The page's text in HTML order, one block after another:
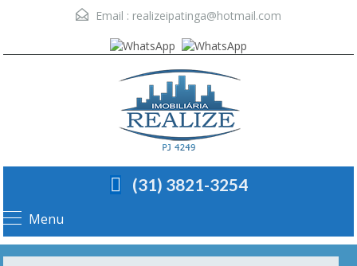
Email : realizeipatinga@hotmail.com
(31) 3821-3254
Menu